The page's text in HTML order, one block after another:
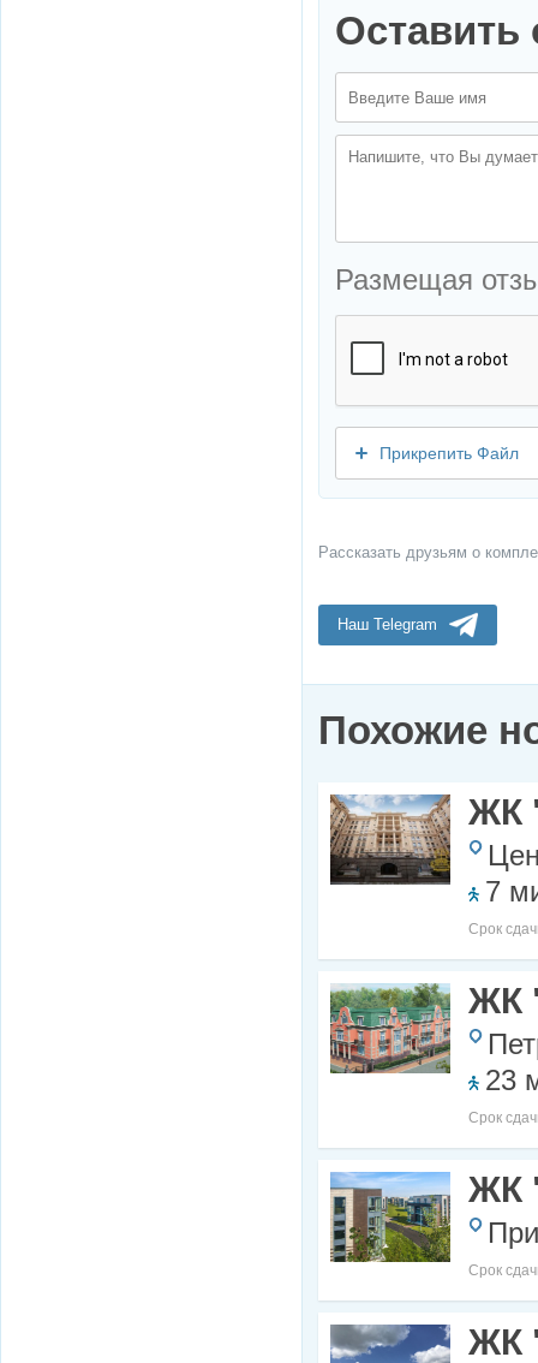
Оставить
Размещая
Прикрепить Файл
Рассказать друзьям о
Наш Telegram
Похожие
ЖК
7
Срок
ЖК
23
Срок
ЖК
Срок
ЖК